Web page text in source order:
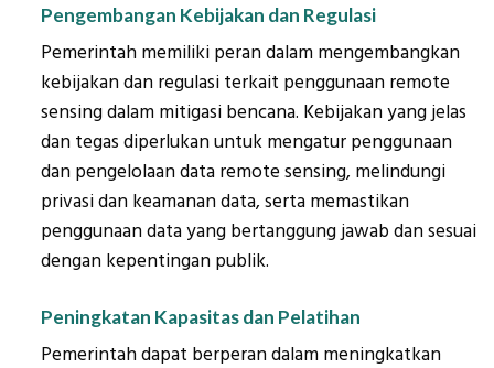
Pengembangan Kebijakan dan Regulasi
Pemerintah memiliki peran dalam mengembangkan
kebijakan dan regulasi terkait penggunaan remote
sensing dalam mitigasi bencana. Kebijakan yang jelas
dan tegas diperlukan untuk mengatur penggunaan
dan pengelolaan data remote sensing, melindungi
privasi dan keamanan data, serta memastikan
penggunaan data yang bertanggung jawab dan sesuai
dengan kepentingan publik.
Peningkatan Kapasitas dan Pelatihan
Pemerintah dapat berperan dalam meningkatkan